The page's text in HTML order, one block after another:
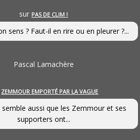
sur PAS DE CLIM !
sens ? Faut-il en rire ou en pleurer ?...
Pascal Lamachère
ZEMMOUR EMPORTÉ PAR LA VAGUE
semble aussi que les Zemmour et ses
supporters ont...